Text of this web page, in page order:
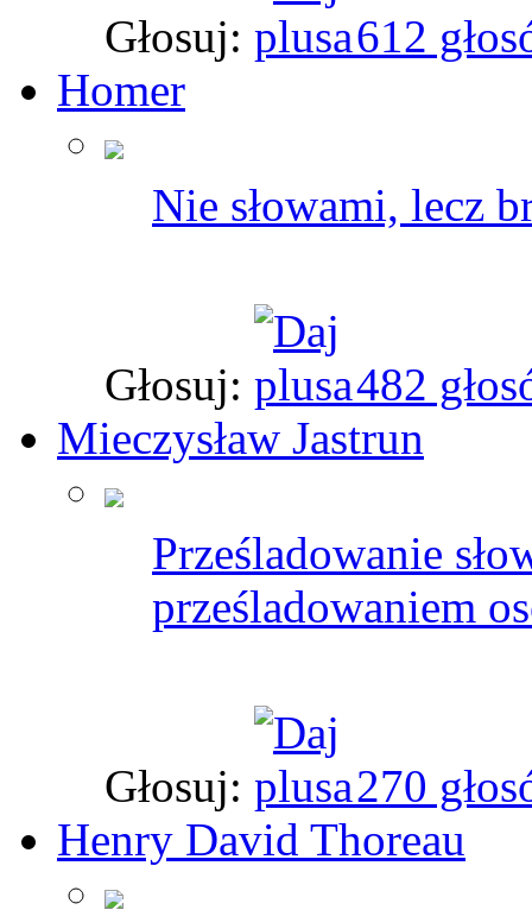
Głosuj:
612
Homer
Nie słowami, lecz
Głosuj:
482
Mieczysław Jastrun
Prześladowanie
prześladowaniem
Głosuj:
270
Henry David Thoreau